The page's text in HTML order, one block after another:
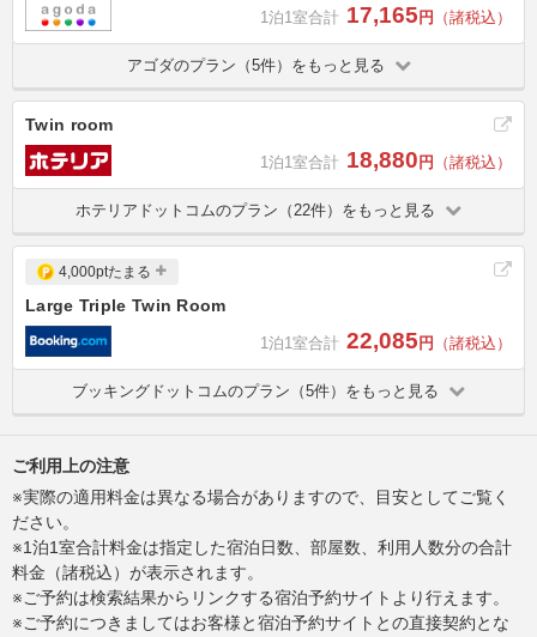
1泊1室合計 17,165 円 （諸税込）
アゴダのプラン（5件）をもっと見る
Twin room
1泊1室合計 18,880 円 （諸税込）
ホテリアドットコムのプラン（22件）をもっと見る
4,000ptたまる
Large Triple Twin Room
1泊1室合計 22,085 円 （諸税込）
ブッキングドットコムのプラン（5件）をもっと見る
ご利用上の注意
※実際の適用料金は異なる場合がありますので、目安としてご覧く
ださい。
※1泊1室合計料金は指定した宿泊日数、部屋数、利用人数分の合計
料金（諸税込）が表示されます。
※ご予約は検索結果からリンクする宿泊予約サイトより行えます。
※ご予約につきましてはお客様と宿泊予約サイトとの直接契約とな